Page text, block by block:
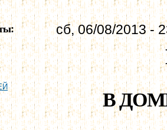
сб, 06/08/2013 -
В